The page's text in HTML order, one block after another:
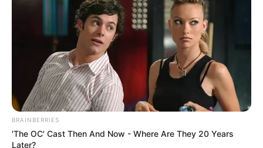
BRAINBERRIES
'The OC' Cast Then And Now - Where Are They 20 Years
Later?